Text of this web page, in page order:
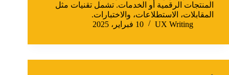
المنتجات الرقمية أو الخدمات. تشمل تقنيات مثل
المقابلات، الاستطلاعات، والاختبارات.
UX Writing
10 فبراير، 2025